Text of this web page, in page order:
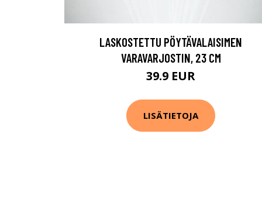
LASKOSTETTU PÖYTÄVALAISIMEN
VARAVARJOSTIN, 23 CM
39.9 EUR
LISÄTIETOJA